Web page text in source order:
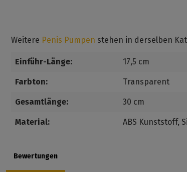
Weitere Penis Pumpen stehen in derselben
Einführ-Länge: 17,5 cm
Farbton: Transparent
Gesamtlänge: 30 cm
Material: ABS Kunststoff,
Bewertungen